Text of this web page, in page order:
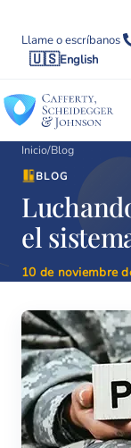
Llame o escríbanos
🇺🇸English
Inicio/Blog
BLOG
el
10 de noviembre